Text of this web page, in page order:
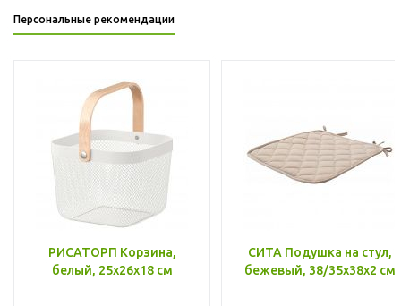
Персональные рекомендации
РИСАТОРП Корзина,
белый, 25x26x18 см
СИТА Подушка на стул,
бежевый, 38/35x38x2 см